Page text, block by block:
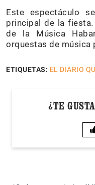
Este espectáculo
principal de la
de la Música
orquestas de música
ETIQUETAS: EL DIARIO
¿TE